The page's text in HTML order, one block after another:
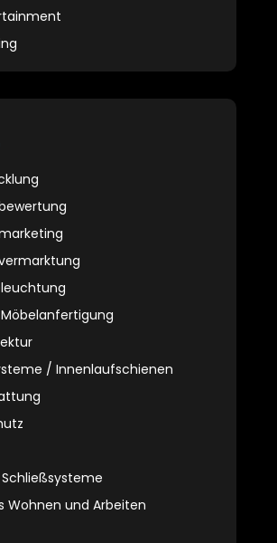
/ Innenlaufschienen
Wohnen und Arbeiten